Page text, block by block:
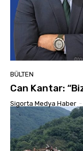
BÜLTEN
Can Kantar:
Sigorta Medya Haber -